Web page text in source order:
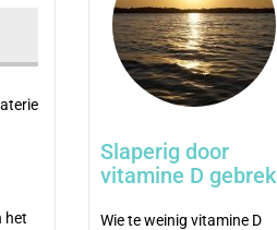
het
Slaperig door
vitamine D gebrek
Wie te weinig vitamine D